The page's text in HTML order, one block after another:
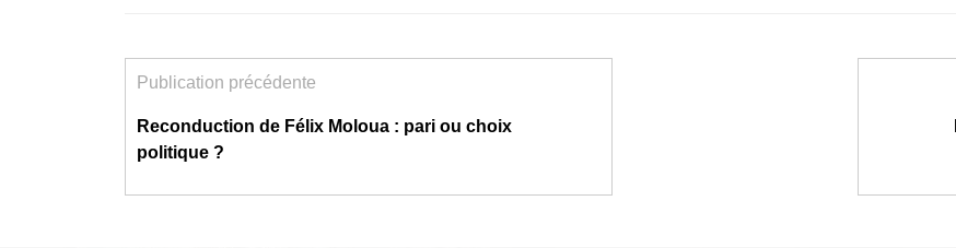
Publication précédente
Reconduction de Félix Moloua : pari ou choix
politique ?